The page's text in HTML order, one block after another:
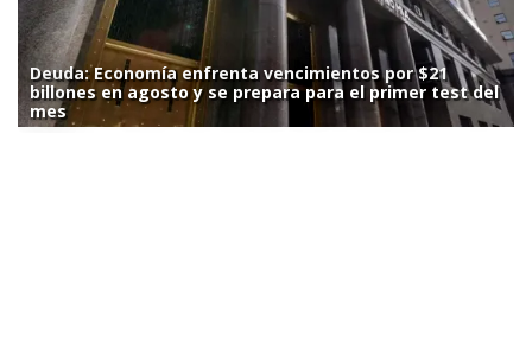
Deuda: Economía enfrenta vencimientos por $21
billones en agosto y se prepara para el primer test del
mes